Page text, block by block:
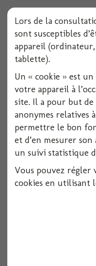
Ballon alu carre
Lors de la
sont susceptibles
appareil
tablette).
Un « cookie » est
votre appareil à
site. Il a pour but
anonymes relatives
permettre le bon
et d’en mesurer
un suivi statistique
Vous pouvez régler
cookies en utilisant